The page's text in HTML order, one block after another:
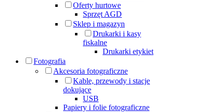
Oferty hurtowe
Sprzęt AGD
Sklep i magazyn
Drukarki i kasy
fiskalne
Drukarki etykiet
Fotografia
Akcesoria fotograficzne
Kable, przewody i stacje
dokujące
USB
Papiery i folie fotograficzne